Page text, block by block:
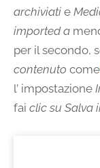
archiviati e
imported a
per il secondo,
contenuto come
l’ impostazione
fai clic su Salva